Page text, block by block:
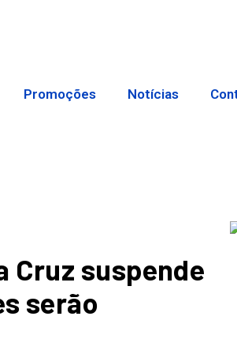
Promoções Notícias
Cruz suspende
serão